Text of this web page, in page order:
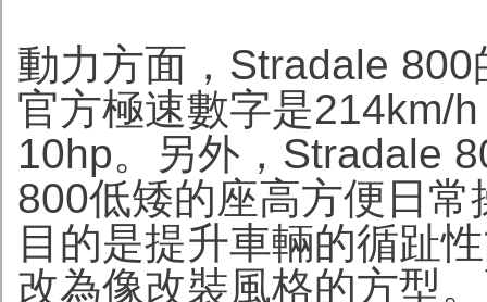
動力方面，Stradale
官方極速數字是214km/
10hp。另外，Stradale
800低矮的座高方便日
目的是提升車輛的循趾
改為像改裝風格的方型